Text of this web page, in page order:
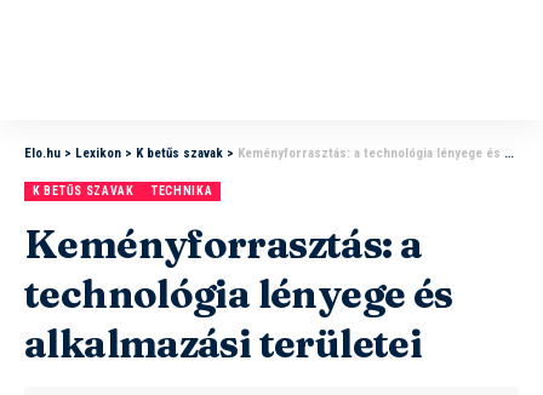
Elo.hu > Lexikon > K betűs szavak > Keményforrasztás: a technológia lényege és alkalmazási területei
K BETŰS SZAVAK TECHNIKA
Keményforrasztás: a
technológia lényege és
alkalmazási területei